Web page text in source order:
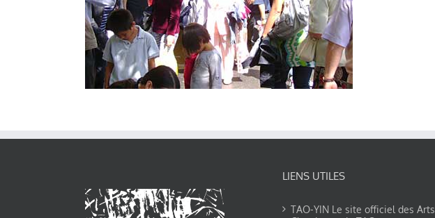
LIENS UTILES
TAO-YIN Le site officiel des Arts